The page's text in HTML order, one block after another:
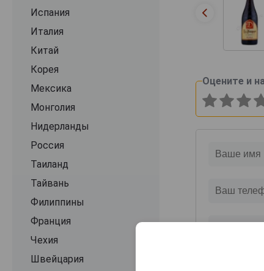
Испания
Италия
Китай
Корея
Мексика
Монголия
Нидерланды
Россия
Таиланд
Тайвань
Филиппины
Франция
Чехия
Швейцария
Оцените и